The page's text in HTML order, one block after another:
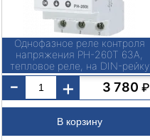
Однофазное реле контроля
напряжения РН-260Т 63А,
тепловое реле, на DIN-рейку
- + 3 780 ₽